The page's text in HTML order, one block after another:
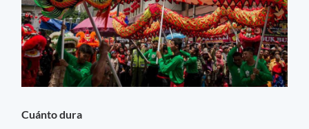
Cuánto dura